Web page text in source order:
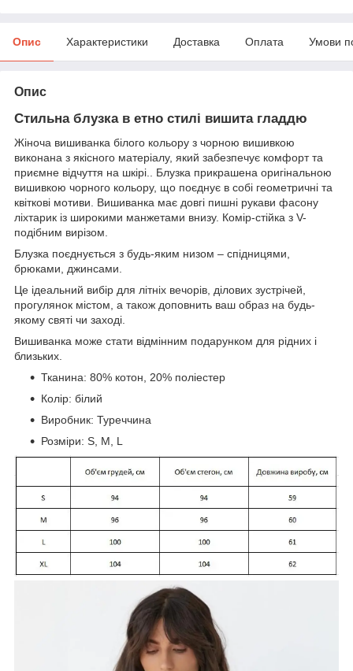
Опис Характеристики Доставка Оплата Умови
Опис
Стильна блузка в етно стилі вишита гладдю
Жіноча вишиванка білого кольору з чорною вишивкою
виконана з якісного матеріалу, який забезпечує комфорт та
приємне відчуття на шкірі.. Блузка прикрашена оригінальною
вишивкою чорного кольору, що поєднує в собі геометричні та
квіткові мотиви. Вишиванка має довгі пишні рукави фасону
ліхтарик із широкими манжетами внизу. Комір-стійка з V-
подібним вирізом.
Блузка поєднується з будь-яким низом – спідницями,
брюками, джинсами.
Це ідеальний вибір для літніх вечорів, ділових зустрічей,
прогулянок містом, а також доповнить ваш образ на будь-
якому святі чи заході.
Вишиванка може стати відмінним подарунком для рідних і
близьких.
Тканина: 80% котон, 20% поліестер
Колір: білий
Виробник: Туреччина
Розміри: S, M, L